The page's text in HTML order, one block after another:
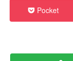
Pocket